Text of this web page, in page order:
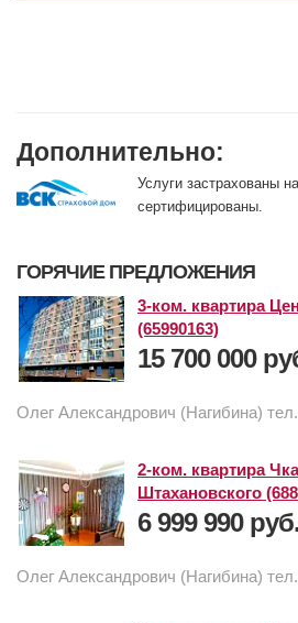
Дополнительно:
Услуги застрахованы
сертифицированы.
ГОРЯЧИЕ ПРЕДЛОЖЕНИЯ
3-ком. квартира
(65990163)
15 700 000
Олег Александрович (Нагибина)
2-ком. квартира
Штахановского
6 999 990 руб.
Олег Александрович (Нагибина)